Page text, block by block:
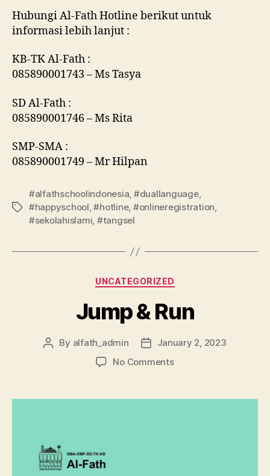
Hubungi Al-Fath Hotline berikut untuk
informasi lebih lanjut :
KB-TK Al-Fath :
085890001743 – Ms Tasya
SD Al-Fath :
085890001746 – Ms Rita
SMP-SMA :
085890001749 – Mr Hilpan
#alfathschoolindonesia, #duallanguage,
#happyschool,#hotline, #onlineregistration,
#sekolahislami, #tangsel
UNCATEGORIZED
Jump & Run
By alfath_admin
January 2, 2023
No Comments